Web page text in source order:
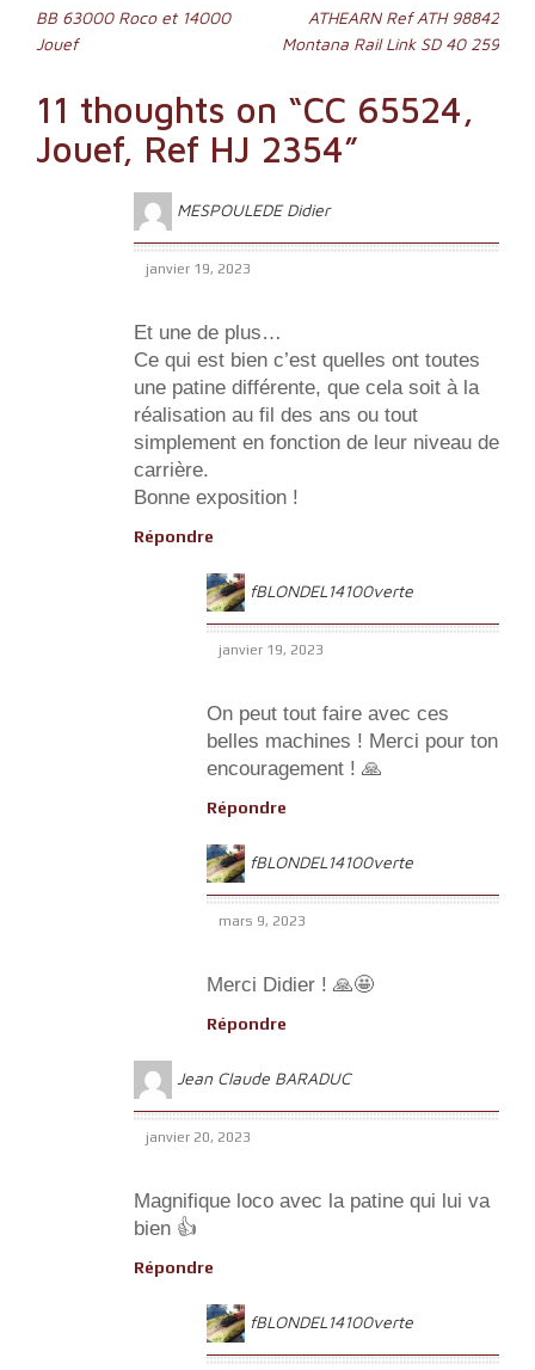
Navigation
de
l’article
BB 63000 Roco et 14000
Jouef
ATHEARN Ref ATH 98842
Montana Rail Link SD 40 259
11 thoughts on “CC 65524,
Jouef, Ref HJ 2354”
MESPOULEDE Didier
janvier 19, 2023
Et une de plus…
Ce qui est bien c’est quelles ont toutes
une patine différente, que cela soit à la
réalisation au fil des ans ou tout
simplement en fonction de leur niveau de
carrière.
Bonne exposition !
Répondre
fBLONDEL14100verte
janvier 19, 2023
On peut tout faire avec ces
belles machines ! Merci pour ton
encouragement ! 🙏
Répondre
fBLONDEL14100verte
mars 9, 2023
Merci Didier ! 🙏🤩
Répondre
Jean Claude BARADUC
janvier 20, 2023
Magnifique loco avec la patine qui lui va
bien 👍
Répondre
fBLONDEL14100verte